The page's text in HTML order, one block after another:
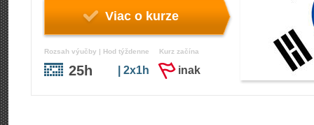
Viac o kurze
Rozsah výučby | Hod týždenne
25h | 2x1h
Kurz začína
inak